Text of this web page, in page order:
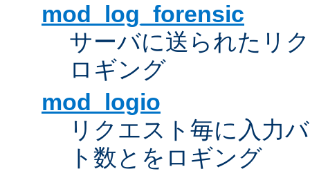
mod_log_forensic
サーバに送られたリ
ロギング
mod_logio
リクエスト毎に入力
ト数とをロギング